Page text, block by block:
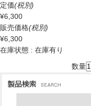
定価(税別)
¥6,300
販売価格(税別)
¥6,300
在庫状態 : 在庫有り
数量